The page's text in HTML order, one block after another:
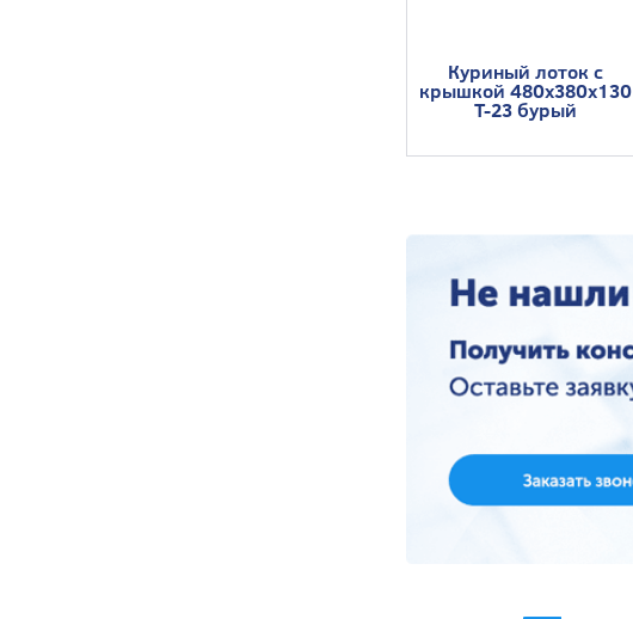
Куриный лоток с
крышкой 480x380x130
Т-23 бурый